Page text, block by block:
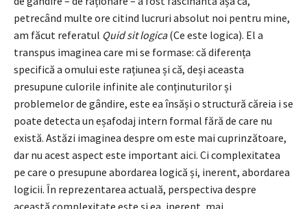
petrecând multe ore citind lucruri absolut noi pentru mine,
am făcut referatul Quid sit logica(Ce este logica). El a
transpus imaginea care mi se formase: că diferența
specifică a omului este rațiunea și că, deși aceasta
presupune culorile infinite ale conținuturilor și
problemelor de gândire, este ea însăși o structură căreia i se
poate detecta un eșafodaj intern formal fără de care nu
există. Astăzi imaginea despre om este mai cuprinzătoare,
dar nu acest aspect este important aici. Ci complexitatea
pe care o presupune abordarea logică și, inerent, abordarea
logicii. În reprezentarea actuală, perspectiva despre